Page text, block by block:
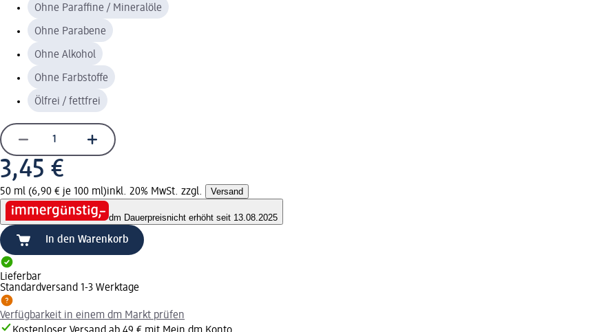
Ohne Paraffine / Mineralöle
Ohne Parabene
Ohne Alkohol
Ohne Farbstoffe
Ölfrei / fettfrei
3,45 €
50 ml (6,90 € je 100 ml)inkl. 20% MwSt. zzgl. Versand
dm Dauerpreisnicht erhöht seit 13.08.2025
In den Warenkorb
Lieferbar
Standardversand 1-3 Werktage
Verfügbarkeit in einem dm Markt prüfen